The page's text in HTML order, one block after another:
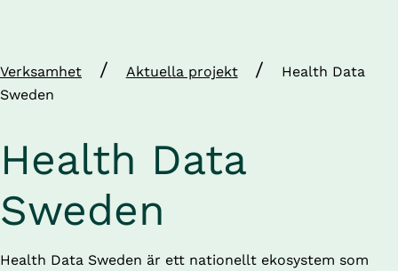
Verksamhet / Aktuella projekt /
Health Data
Sweden
Health Data
Sweden
Health Data Sweden är ett nationellt ekosystem som